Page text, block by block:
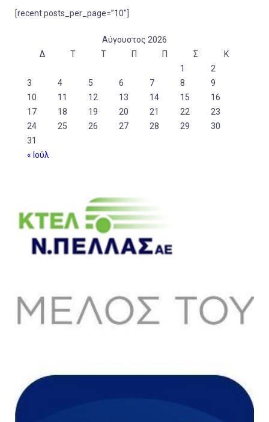
[recent posts_per_page=”10″]
Αύγουστος 2026
Δ
Τ Τ Π Π Σ
Κ
1
2
3
4 5 6 7 8
9
10
11 12 13 14 15
16
17
18 19 20 21 22
23
24
25 26 27 28 29
30
31
« Ιούλ